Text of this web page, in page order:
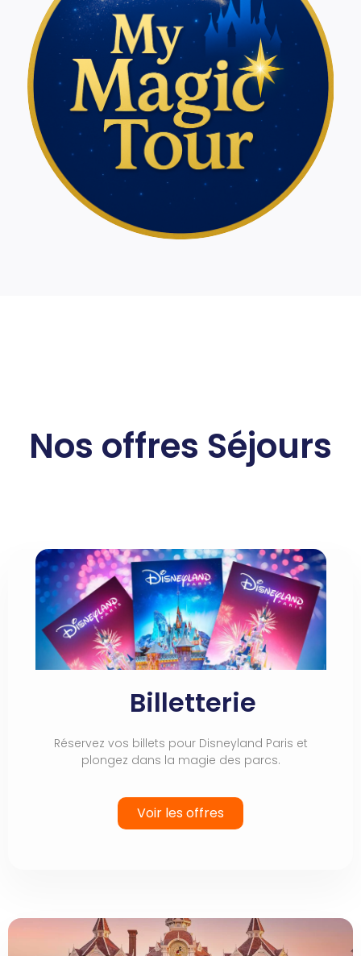
Nos offres Séjours
Billetterie
Réservez vos billets pour Disneyland Paris et
plongez dans la magie des parcs.
Voir les offres